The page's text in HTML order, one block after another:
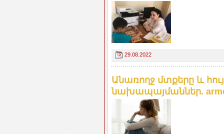
29.08.2022
Անառողջ մտքերը և
նախապայմաններ.